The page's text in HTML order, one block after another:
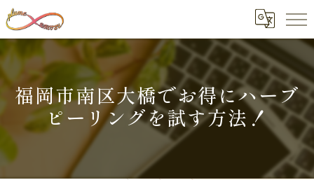
福岡市南区大橋でお得にハーブ
ピーリングを試す方法！